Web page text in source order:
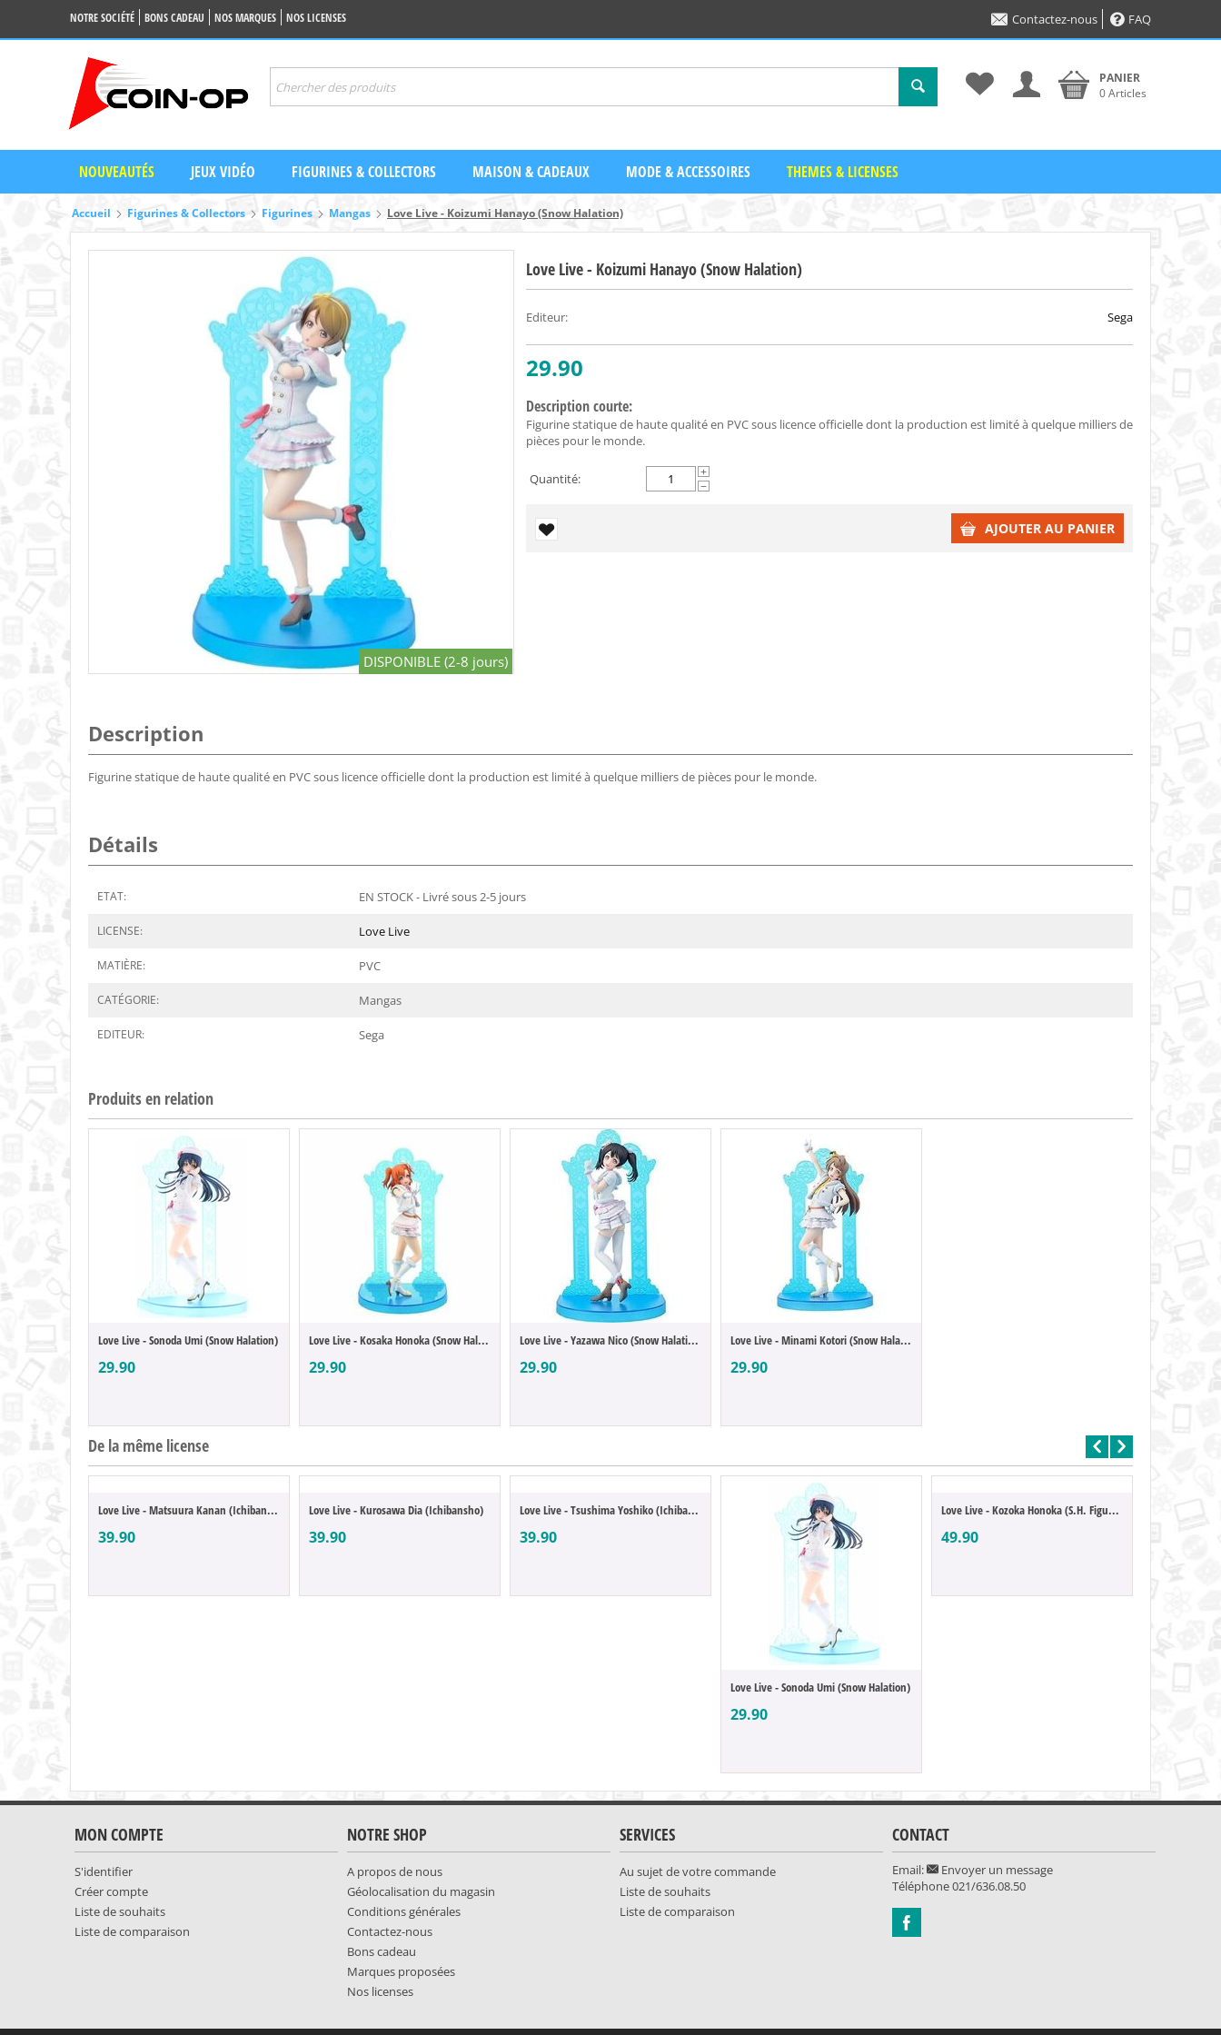
NOTRE SOCIÉTÉ BONS CADEAU NOS MARQUES NOS LICENSES Contactez-nous FAQ
PANIER
0 Articles
NOUVEAUTÉS JEUX VIDÉO FIGURINES & COLLECTORS MAISON & CADEAUX MODE & ACCESSOIRES THEMES & LICENSES
Accueil Figurines & Collectors Figurines Mangas Love Live - Koizumi Hanayo (Snow Halation)
DISPONIBLE (2-8 jours)
Love Live - Koizumi Hanayo (Snow Halation)
Editeur: Sega
29.90
Description courte:
Figurine statique de haute qualité en PVC sous licence officielle dont la production est limité à quelque milliers de
pièces pour le monde.
Quantité:
+
−
AJOUTER AU PANIER
Description
Figurine statique de haute qualité en PVC sous licence officielle dont la production est limité à quelque milliers de pièces pour le monde.
Détails
ETAT: EN STOCK - Livré sous 2-5 jours
LICENSE: Love Live
MATIÈRE: PVC
CATÉGORIE: Mangas
EDITEUR: Sega
Produits en relation
Love Live - Sonoda Umi (Snow Halation)
29.90
Love Live - Kosaka Honoka (Snow Halation)
29.90
Love Live - Yazawa Nico (Snow Halation)
29.90
Love Live - Minami Kotori (Snow Halation)
29.90
De la même license
Love Live - Matsuura Kanan (Ichibansho)
39.90
Love Live - Kurosawa Dia (Ichibansho)
39.90
Love Live - Tsushima Yoshiko (Ichibansho)
39.90
Love Live - Sonoda Umi (Snow Halation)
29.90
Love Live - Kozoka Honoka (S.H. Figuarts)
49.90
MON COMPTE
S'identifier
Créer compte
Liste de souhaits
Liste de comparaison
NOTRE SHOP
A propos de nous
Géolocalisation du magasin
Conditions générales
Contactez-nous
Bons cadeau
Marques proposées
Nos licenses
SERVICES
Au sujet de votre commande
Liste de souhaits
Liste de comparaison
CONTACT
Email:
Envoyer un message
Téléphone021/636.08.50